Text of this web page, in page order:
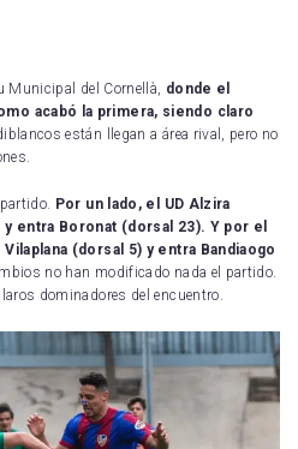
Municipal del Cornellà, donde el
acabó la primera, siendo claro
están llegan a área rival, pero no
Por un lado, el UD Alzira
entra Boronat (dorsal 23). Y por el
(dorsal 5) y entra Bandiaogo
no han modificado nada el partido.
dominadores del encuentro.